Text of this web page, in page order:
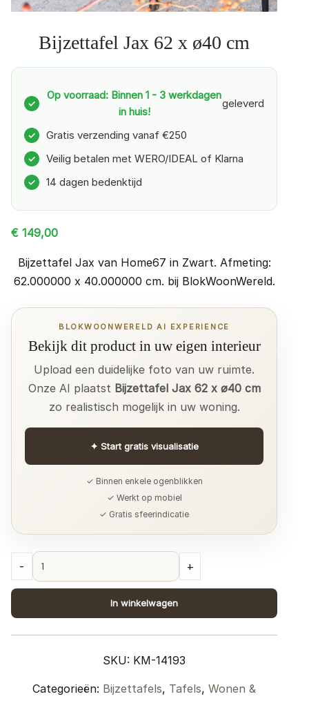
Bijzettafel Jax 62 x ø40 cm
✓
Op voorraad: Binnen 1 - 3 werkdagen
in huis!
geleverd
✓ Gratis verzending vanaf €250
✓ Veilig betalen met WERO/IDEAL of Klarna
✓ 14 dagen bedenktijd
€ 149,00
Bijzettafel Jax van Home67 in Zwart. Afmeting:
62.000000 x 40.000000 cm. bij BlokWoonWereld.
BLOKWOONWERELD AI EXPERIENCE
Bekijk dit product in uw eigen interieur
Upload een duidelijke foto van uw ruimte.
Onze AI plaatst Bijzettafel Jax 62 x ø40 cm
zo realistisch mogelijk in uw woning.
✦ Start gratis visualisatie
✓ Binnen enkele ogenblikken
✓ Werkt op mobiel
✓ Gratis sfeerindicatie
x
quantity
- +
In winkelwagen
SKU: KM-14193
Categorieën: Bijzettafels, Tafels, Wonen &